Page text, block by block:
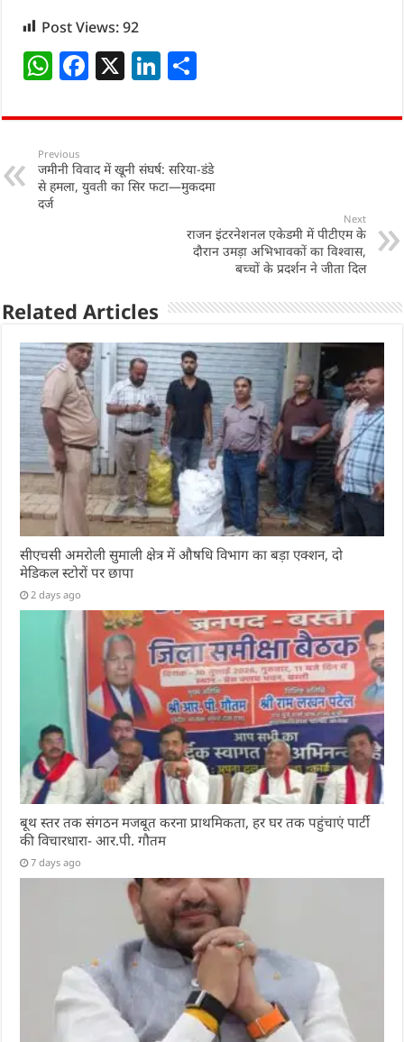
Post Views:92
W
at
s
A
p
F
c
b
X Li
k
e
dI
ar
e
Previous
जमीनी विवाद में खूनी संघर्ष: सरिया-डंडे
से हमला, युवती का सिर फटा—मुकदमा
दर्ज
Next
राजन इंटरनेशनल एकेडमी में पीटीएम के
दौरान उमड़ा अभिभावकों का विश्वास,
बच्चों के प्रदर्शन ने जीता दिल
Related Articles
सीएचसी अमरोली सुमाली क्षेत्र में औषधि विभाग का बड़ा एक्शन, दो
मेडिकल स्टोरों पर छापा
2 days ago
बूथ स्तर तक संगठन मजबूत करना प्राथमिकता, हर घर तक पहुंचाएं पार्टी
की विचारधारा- आर.पी. गौतम
7 days ago